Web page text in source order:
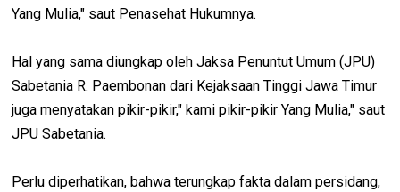
Yang Mulia," saut Penasehat Hukumnya.
Hal yang sama diungkap oleh Jaksa Penuntut Umum (JPU)
Sabetania R. Paembonan dari Kejaksaan Tinggi Jawa Timur
juga menyatakan pikir-pikir," kami pikir-pikir Yang Mulia," saut
JPU Sabetania.
Perlu diperhatikan, bahwa terungkap fakta dalam persidang,